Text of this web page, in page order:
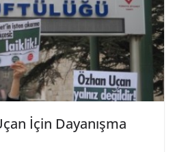
İçin Dayanışma